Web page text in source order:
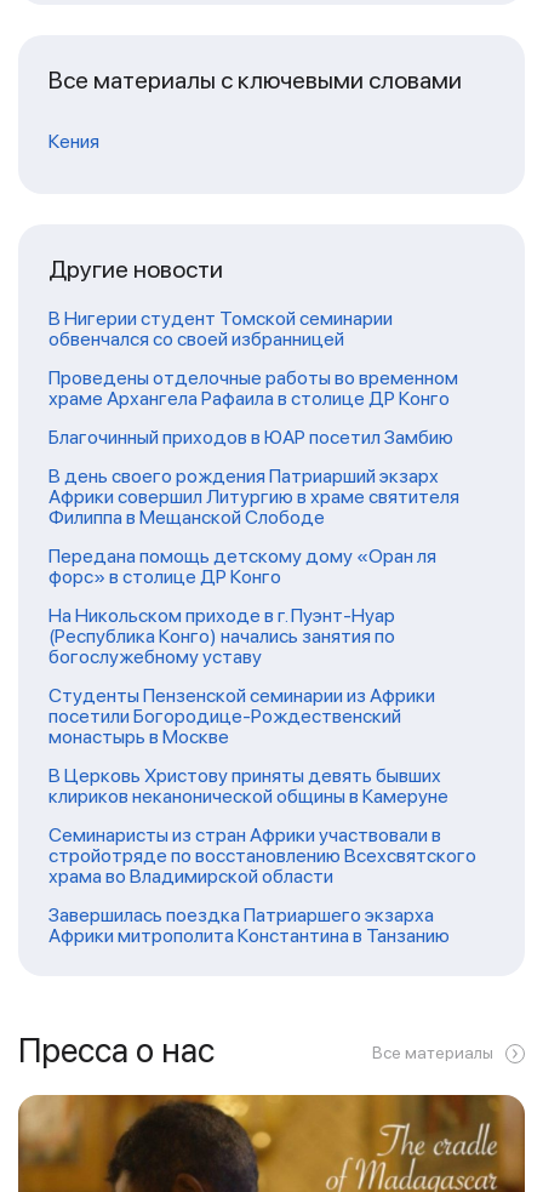
Все материалы с ключевыми словами
Кения
Другие новости
В Нигерии студент Томской семинарии
обвенчался со своей избранницей
Проведены отделочные работы во временном
храме Архангела Рафаила в столице ДР Конго
Благочинный приходов в ЮАР посетил Замбию
В день своего рождения Патриарший экзарх
Африки совершил Литургию в храме святителя
Филиппа в Мещанской Слободе
Передана помощь детскому дому «Оран ля
форс» в столице ДР Конго
На Никольском приходе в г. Пуэнт-Нуар
(Республика Конго) начались занятия по
богослужебному уставу
Студенты Пензенской семинарии из Африки
посетили Богородице-Рождественский
монастырь в Москве
В Церковь Христову приняты девять бывших
клириков неканонической общины в Камеруне
Семинаристы из стран Африки участвовали в
стройотряде по восстановлению Всехсвятского
храма во Владимирской области
Завершилась поездка Патриаршего экзарха
Африки митрополита Константина в Танзанию
Пресса о нас Все материалы